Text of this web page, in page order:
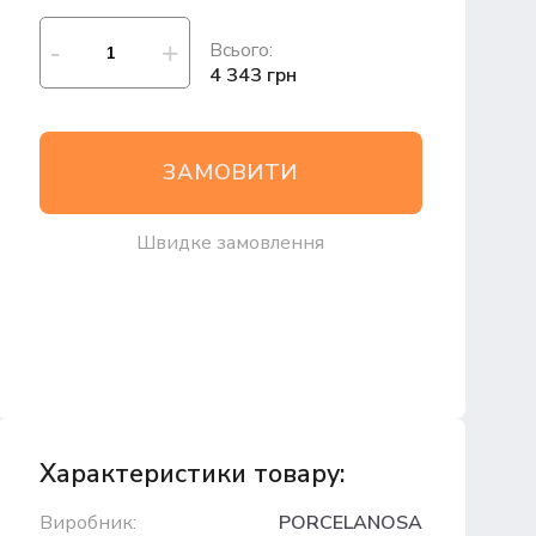
Всього:
4 343 грн
ЗАМОВИТИ
Швидке замовлення
Характеристики товару:
Виробник:
PORCELANOSA